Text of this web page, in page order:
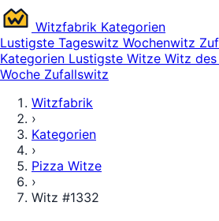
Witzfabrik Kategorien
Lustigste Tageswitz Wochenwitz
Kategorien Lustigste Witze Witz des
Woche Zufallswitz
Witzfabrik
›
Kategorien
›
Pizza Witze
›
Witz #1332